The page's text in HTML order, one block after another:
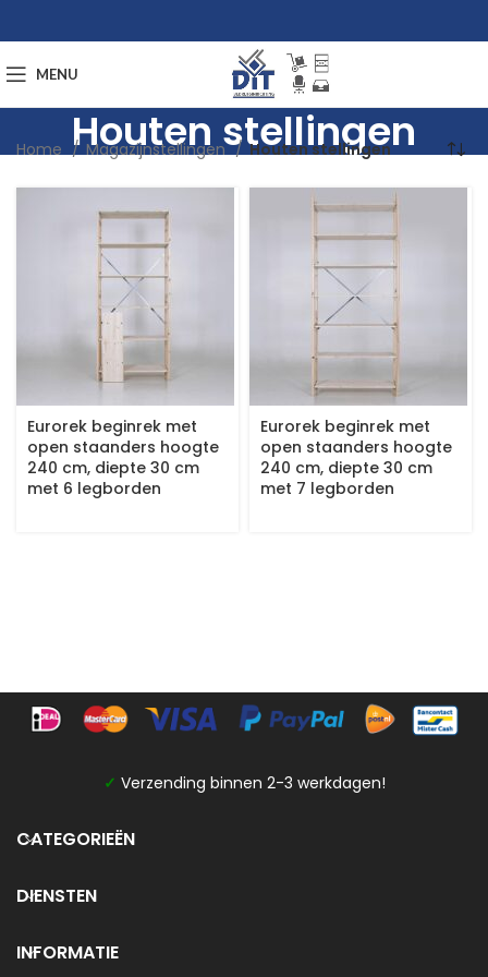
MENU
Houten stellingen
Home Magazijnstellingen Houten stellingen
Eurorek beginrek met
open staanders hoogte
240 cm, diepte 30 cm
met 6 legborden
Eurorek beginrek met
open staanders hoogte
240 cm, diepte 30 cm
met 7 legborden
✓ Verzending binnen 2-3 werkdagen!
CATEGORIEËN
DIENSTEN
INFORMATIE